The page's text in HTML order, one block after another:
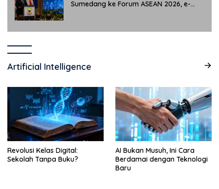
Sumedang ke Forum ASEAN 2026, e-
Artificial Intelligence
Revolusi Kelas Digital:
Sekolah Tanpa Buku?
AI Bukan Musuh, Ini Cara
Berdamai dengan Teknologi
Baru